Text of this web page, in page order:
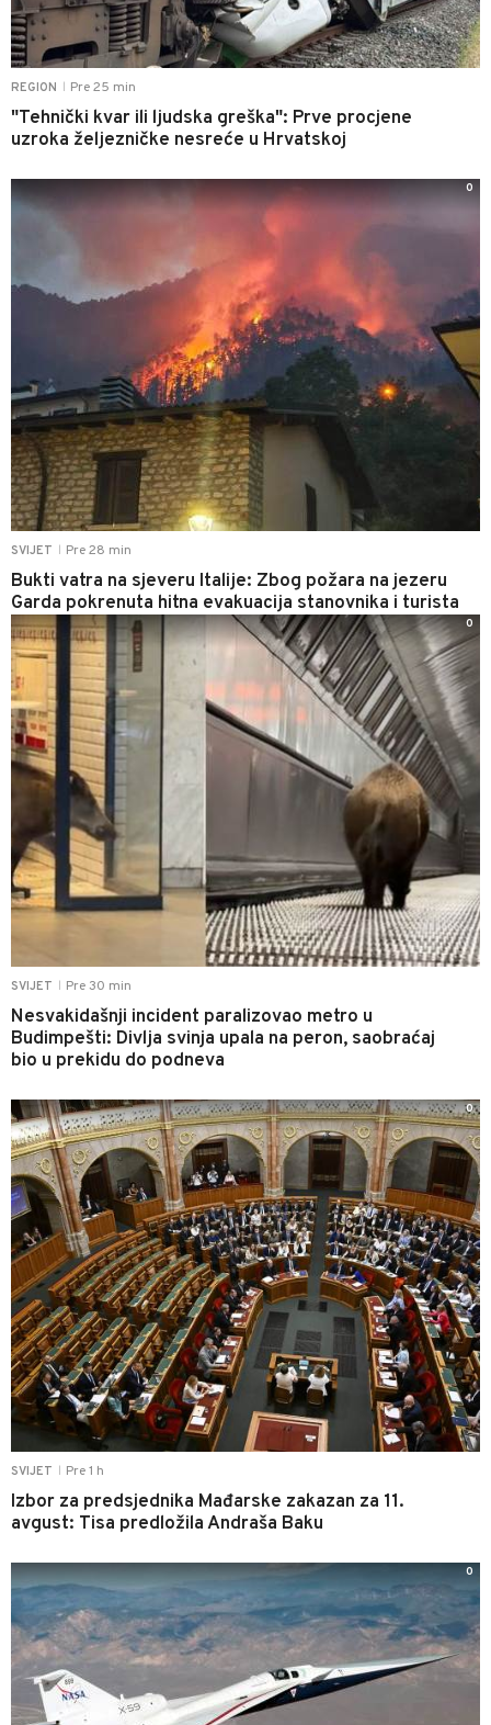
REGION Pre 25 min
"Tehnički kvar ili ljudska greška": Prve procjene
uzroka željezničke nesreće u Hrvatskoj
SVIJET Pre 28 min
Bukti vatra na sjeveru Italije: Zbog požara na jezeru
Garda pokrenuta hitna evakuacija stanovnika i turista
0
SVIJET Pre 30 min
Nesvakidašnji incident paralizovao metro u
Budimpešti: Divlja svinja upala na peron, saobraćaj
bio u prekidu do podneva
0
SVIJET Pre 1 h
Izbor za predsjednika Mađarske zakazan za 11.
avgust: Tisa predložila Andraša Baku
0
0